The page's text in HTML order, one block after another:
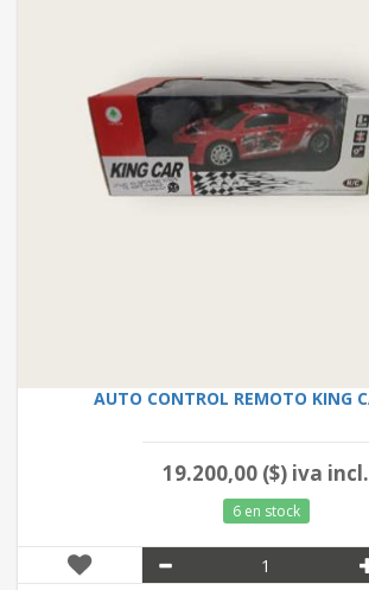
AUTO CONTROL REMOTO KING
19.200,00 ($) iva incl.
6 en stock